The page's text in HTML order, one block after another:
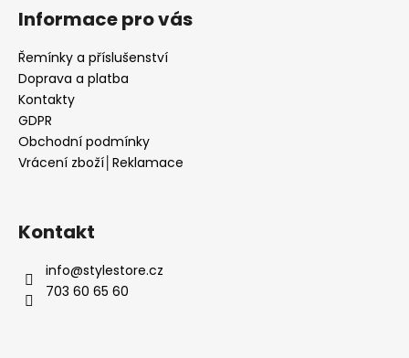
Informace pro vás
Řemínky a příslušenství
Doprava a platba
Kontakty
GDPR
Obchodní podmínky
Vrácení zboží│Reklamace
Kontakt
info@stylestore.cz
703 60 65 60